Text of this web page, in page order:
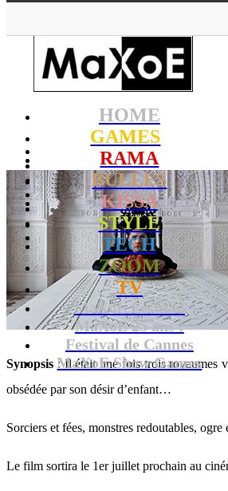
HOME
GAMES
RAMA
BULLES
KISSA
STYLE
TECH
ZOOM
TV
MaXoE Festival
MaXoE 25 ans !
Festival de Cannes
MaXoE Show Games
Synopsis : Il était une fois trois royaumes
obsédée par son désir d’enfant…
Sorciers et fées, monstres redoutables,
Le film sortira le 1er juillet prochain au